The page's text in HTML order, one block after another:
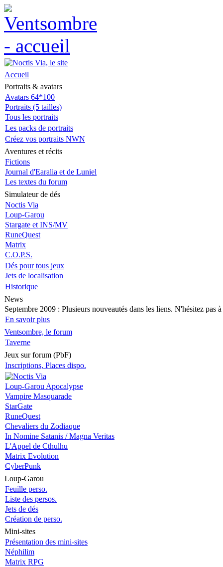
Accueil
Portraits & avatars
Avatars 64*100
Portraits (5 tailles)
Tous les portraits
Les packs de portraits
Créez vos portraits NWN
Aventures et récits
Fictions
Journal d'Earalia et de Luniel
Les textes du forum
Simulateur de dés
Noctis Via
Loup-Garou
Stargate et INS/MV
RuneQuest
Matrix
C.O.P.S.
Dés pour tous jeux
Jets de localisation
Historique
News
Septembre 2009 : Plusieurs nouveautés dans les liens. N'hésitez pas
En savoir plus
Ventsombre, le forum
Taverne
Jeux sur forum (PbF)
Inscriptions, Places dispo.
Loup-Garou Apocalypse
Vampire Masquarade
StarGate
RuneQuest
Chevaliers du Zodiaque
In Nomine Satanis / Magna Veritas
L'Appel de Cthulhu
Matrix Evolution
CyberPunk
Loup-Garou
Feuille perso.
Liste des persos.
Jets de dés
Création de perso.
Mini-sites
Présentation des mini-sites
Néphilim
Matrix RPG